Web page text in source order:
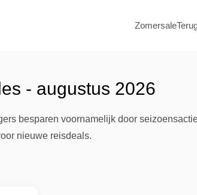
Zomersale
- augustus 2026
besparen voornamelijk door
nieuwe reisdeals.